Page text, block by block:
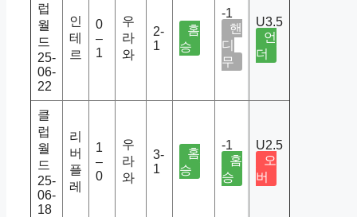
럽
월
드
25-
06-
22
인
테
르
0
–
1
우
라
와
2-
1
홈
승
-1
핸
디
무
U3.5
언
더
클
럽
월
드
25-
06-
18
리
버
플
레
1
–
0
우
라
와
3-
1
홈
승
-1
홈
승
U2.5
오
버